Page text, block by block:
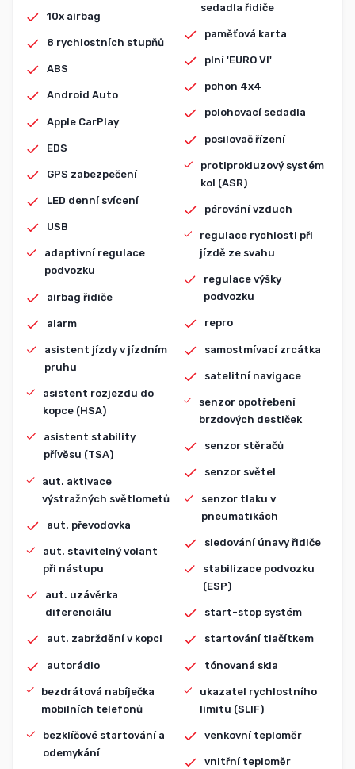
10x airbag
8 rychlostních stupňů
ABS
Android Auto
Apple CarPlay
EDS
GPS zabezpečení
LED denní svícení
USB
adaptivní regulace
podvozku
airbag řidiče
alarm
asistent jízdy v jízdním
pruhu
asistent rozjezdu do
kopce (HSA)
asistent stability
přívěsu (TSA)
aut. aktivace
výstražných světlometů
aut. převodovka
aut. stavitelný volant
při nástupu
aut. uzávěrka
diferenciálu
aut. zabrždění v kopci
autorádio
bezdrátová nabíječka
mobilních telefonů
bezklíčové startování a
odemykání
sedadla řidiče
paměťová karta
plní 'EURO VI'
pohon 4x4
polohovací sedadla
posilovač řízení
protiprokluzový systém
kol (ASR)
pérování vzduch
regulace rychlosti při
jízdě ze svahu
regulace výšky
podvozku
repro
samostmívací zrcátka
satelitní navigace
senzor opotřebení
brzdových destiček
senzor stěračů
senzor světel
senzor tlaku v
pneumatikách
sledování únavy řidiče
stabilizace podvozku
(ESP)
start-stop systém
startování tlačítkem
tónovaná skla
ukazatel rychlostního
limitu (SLIF)
venkovní teploměr
vnitřní teploměr